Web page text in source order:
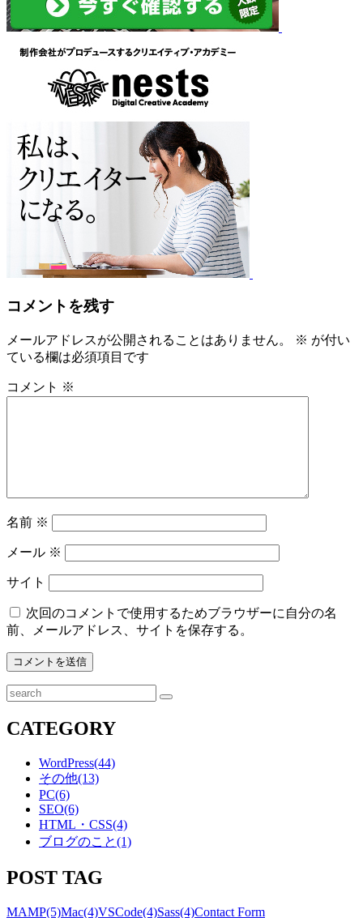
コメントを残す
メールアドレスが公開されることはありません。 ※ が付い
ている欄は必須項目です
コメント ※
名前 ※
メール ※
サイト
次回のコメントで使用するためブラウザーに自分の名
前、メールアドレス、サイトを保存する。
検
CATEGORY
WordPress(44)
その他(13)
PC(6)
SEO(6)
HTML・CSS(4)
ブログのこと(1)
POST TAG
MAMP(5)Mac(4)VSCode(4)Sass(4)Contact Form